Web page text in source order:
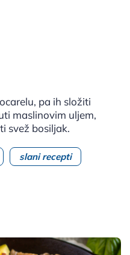
pa ih složiti
maslinovim uljem,
svež bosiljak.
slani recepti